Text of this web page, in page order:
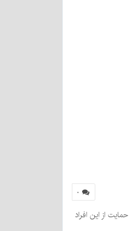
۰
از این افراد